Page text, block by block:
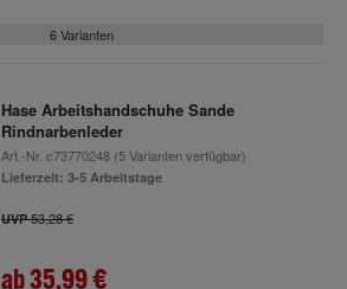
6 Varianten
Hase Arbeitshandschuhe Sande
Rindnarbenleder
Art.-Nr. c73770248(5 Varianten verfügbar)
Lieferzeit: 3-5 Arbeitstage
UVP53,28 €
ab35,99 €